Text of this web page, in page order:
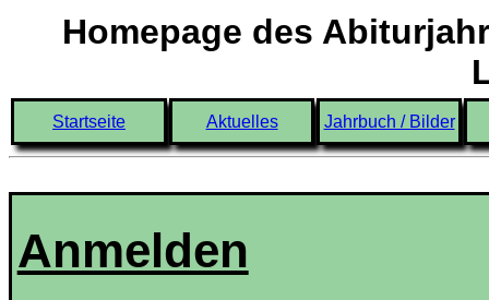
Homepage des
Startseite Aktuelles Jahrbuch / Bilder
Anmelden